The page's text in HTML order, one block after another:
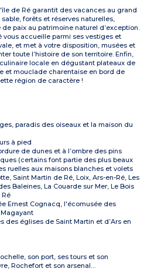
de Ré garantit des vacances au grand
forêts et réserves naturelles,
paix au patrimoine naturel d’exception.
vous accueille parmi ses vestiges et
et met à votre disposition, musées et
toute l’histoire de son territoire. Enfin,
locale en dégustant plateaux de
et mouclade charentaise en bord de
région de caractère !
paradis des oiseaux et la maison du
à pied
de dunes et à l’ombre des pins
(certains font partie des plus beaux
ruelles aux maisons blanches et volets
Saint Martin de Ré, Loix, Ars-en-Ré, Les
Baleines, La Couarde sur Mer, Le Bois
Ré
Ernest Cognacq, l'écomusée des
des églises de Saint Martin et d’Ars en
son port, ses tours et son
Rochefort et son arsenal…